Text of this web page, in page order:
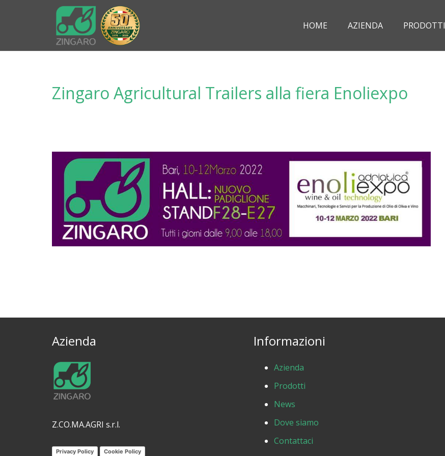
HOME AZIENDA PRODOTTI
Zingaro Agricultural Trailers alla fiera Enoliexpo
Azienda
Z.CO.MA.AGRI s.r.l.
Privacy Policy Cookie Policy
Informazioni
Azienda
Prodotti
News
Dove siamo
Contattaci